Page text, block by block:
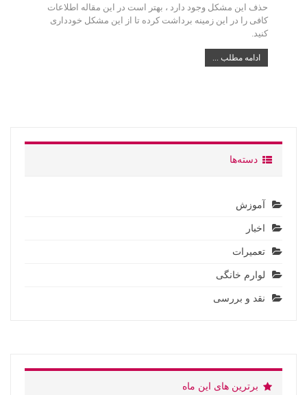
حذف این مشکل وجود دارد ، بهتر است در این مقاله اطلاعات
کافی را در این زمینه برداشت کرده تا از این مشکل خودداری
کنید.
ادامه مطلب ...
دسته‌ها
آموزش
اخبار
تعمیرات
لوارم خانگی
نقد و بررسی
برترین های این ماه